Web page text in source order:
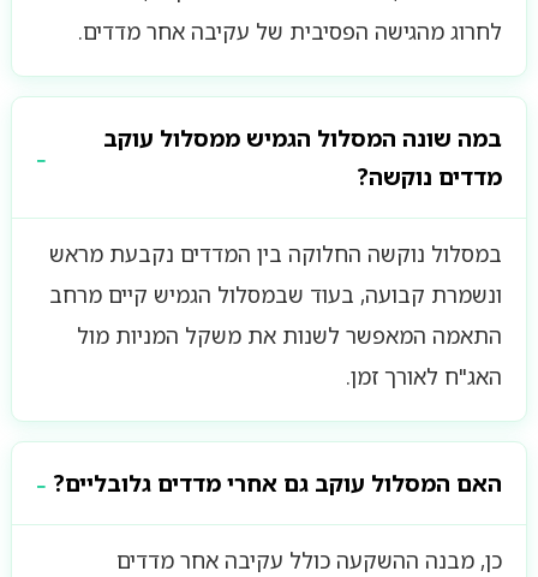
לחרוג מהגישה הפסיבית של עקיבה אחר מדדים.
במה שונה המסלול הגמיש ממסלול עוקב
מדדים נוקשה?
במסלול נוקשה החלוקה בין המדדים נקבעת מראש
ונשמרת קבועה, בעוד שבמסלול הגמיש קיים מרחב
התאמה המאפשר לשנות את משקל המניות מול
האג"ח לאורך זמן.
האם המסלול עוקב גם אחרי מדדים גלובליים?
כן, מבנה ההשקעה כולל עקיבה אחר מדדים